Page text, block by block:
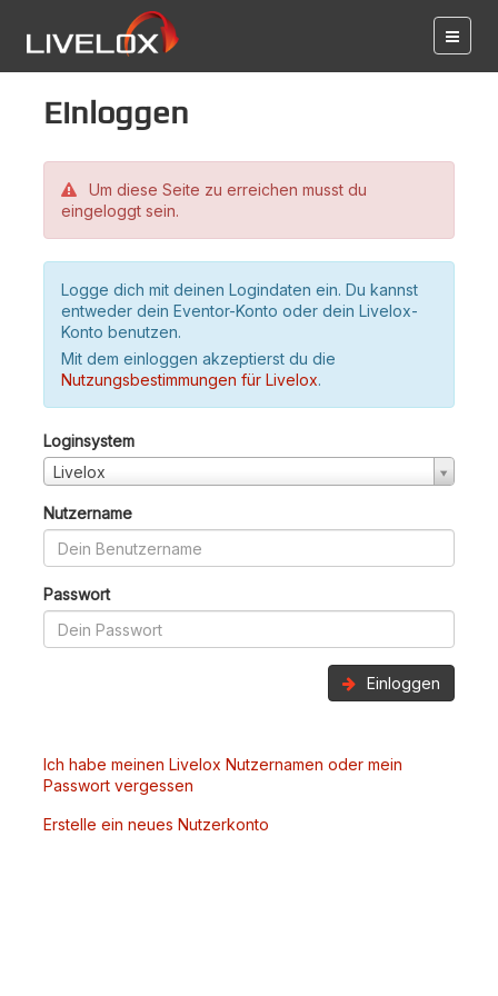
Einloggen
Um diese Seite zu erreichen musst du
eingeloggt sein.
Logge dich mit deinen Logindaten ein. Du kannst
entweder dein Eventor-Konto oder dein Livelox-
Konto benutzen.
Mit dem einloggen akzeptierst du die
Nutzungsbestimmungen für Livelox.
Loginsystem
Livelox
Nutzername
Passwort
Einloggen
Ich habe meinen Livelox Nutzernamen oder mein
Passwort vergessen
Erstelle ein neues Nutzerkonto